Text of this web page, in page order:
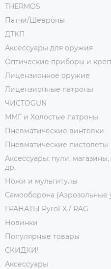
THERMOS
Патчи/Шевроны
ДТКП
Аксессуары для оружия
Оптические приборы и
Лицензионное оружие
Лицензионные патроны
ЧИСТОGUN
ММГ и Холостые патроны
Пневматические винтовки
Пневматические пистолеты
Аксессуары: пули,
др.
Ножи и мультитулы
Самооборона (Аэрозольные
ГРАНАТЫ PyroFX / RAG
Новинки
Популярные товары
СКИДКИ!
Аксессуары